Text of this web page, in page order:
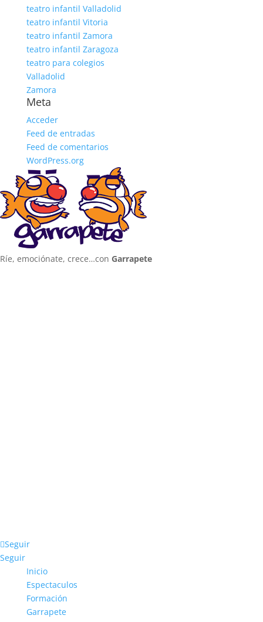
teatro infantil Valladolid
teatro infantil Vitoria
teatro infantil Zamora
teatro infantil Zaragoza
teatro para colegios
Valladolid
Zamora
Meta
Acceder
Feed de entradas
Feed de comentarios
WordPress.org
Ríe, emociónate, crece…con Garrapete
Seguir
Seguir
Inicio
Espectaculos
Formación
Garrapete